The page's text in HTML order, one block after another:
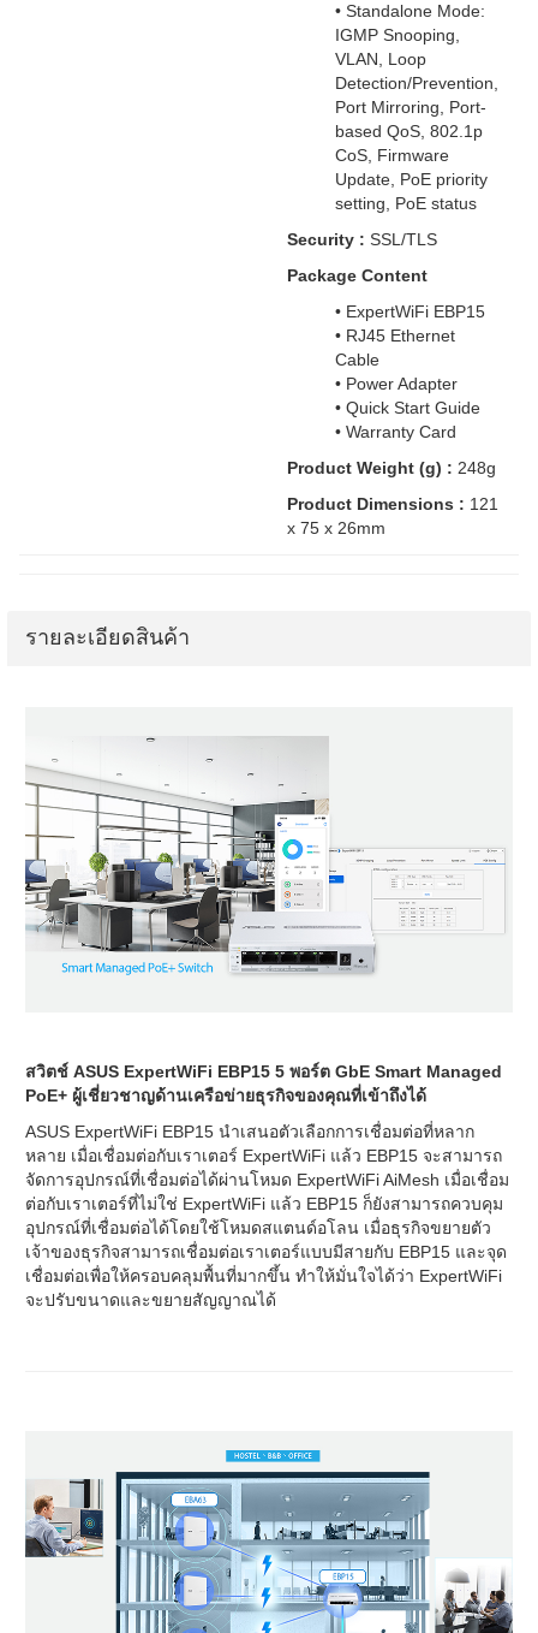
• Standalone Mode:
IGMP Snooping,
VLAN, Loop
Detection/Prevention,
Port Mirroring, Port-
based QoS, 802.1p
CoS, Firmware
Update, PoE priority
setting, PoE status
Security : SSL/TLS
Package Content
• ExpertWiFi EBP15
• RJ45 Ethernet
Cable
• Power Adapter
• Quick Start Guide
• Warranty Card
Product Weight (g) : 248g
Product Dimensions : 121
x 75 x 26mm
รายละเอียดสินค้า
สวิตช์ ASUS ExpertWiFi EBP15 5 พอร์ต GbE Smart Managed
PoE+ ผู้เชี่ยวชาญด้านเครือข่ายธุรกิจของคุณที่เข้าถึงได้
ASUS ExpertWiFi EBP15 นำเสนอตัวเลือกการเชื่อมต่อที่หลาก
หลาย เมื่อเชื่อมต่อกับเราเตอร์ ExpertWiFi แล้ว EBP15 จะสามารถ
จัดการอุปกรณ์ที่เชื่อมต่อได้ผ่านโหมด ExpertWiFi AiMesh เมื่อเชื่อม
ต่อกับเราเตอร์ที่ไม่ใช่ ExpertWiFi แล้ว EBP15 ก็ยังสามารถควบคุม
อุปกรณ์ที่เชื่อมต่อได้โดยใช้โหมดสแตนด์อโลน เมื่อธุรกิจขยายตัว
เจ้าของธุรกิจสามารถเชื่อมต่อเราเตอร์แบบมีสายกับ EBP15 และจุด
เชื่อมต่อเพื่อให้ครอบคลุมพื้นที่มากขึ้น ทำให้มั่นใจได้ว่า ExpertWiFi
จะปรับขนาดและขยายสัญญาณได้